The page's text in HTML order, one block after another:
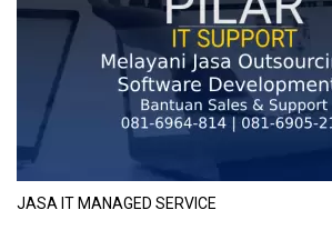
JASA IT MANAGED SERVICE